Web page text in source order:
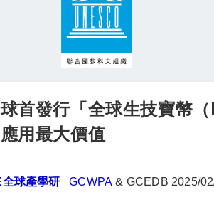
首發行「全球生技寶幣
用最大價值
全球產學研 GCWPA & GCEDB 2025/